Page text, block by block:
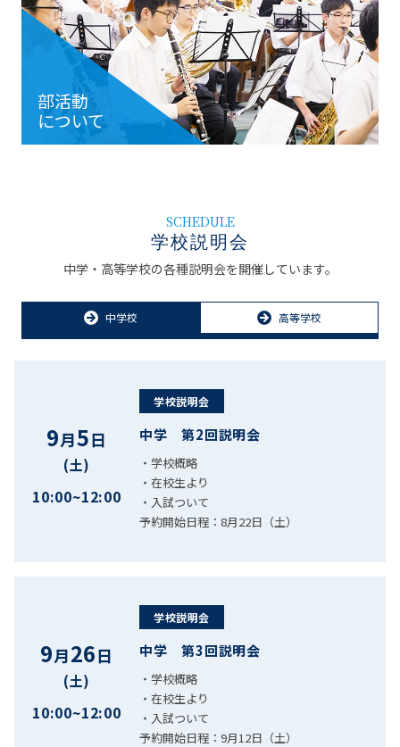
部活動
について
SCHEDULE
学校説明会
中学・高等学校の各種説明会を開催しています。
中学校 高等学校
9月5日
(土)
10:00~12:00
学校説明会
中学 第2回説明会
・学校概略
・在校生より
・入試ついて
予約開始日程：8月22日（土）
9月26日
(土)
10:00~12:00
学校説明会
中学 第3回説明会
・学校概略
・在校生より
・入試ついて
予約開始日程：9月12日（土）